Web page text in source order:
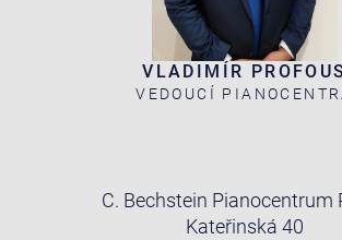
VLADIMÍR PROFOUS
VEDOUCÍ
C. Bechstein Pianocentrum
Kateřinská 40